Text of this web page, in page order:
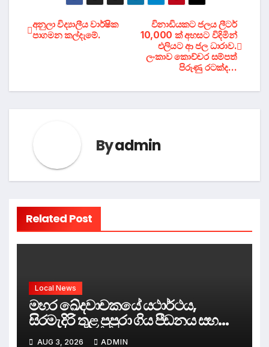
Post
විනාඩියකට ජලය ලීටර්
10,000 ක් අහසට විදිමින්
එලියට ආ ජල ධාරාව.
ලංකාව කොච්චර සම්පත්
පිරුණු රටක්ද…
අනුලා විද්‍යාලීය වාර්ෂික
පාගමන කල්දැමේ.
Byadmin
Related Post
Local News
මහර ඛේදවාචකයේ යථාර්ථය,
සිරමැදිරි තුළ පුපුරා ගිය පීඩනය සහ
පලිගැනීමේ දේශපාලනය
AUG 3, 2026 ADMIN